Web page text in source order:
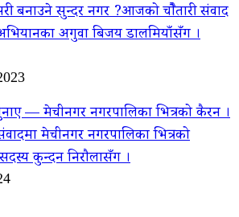
बनाउने सुन्दर नगर ?आजको चौैतारी संवाद
अगुवा बिजय डालमियाँसँग ।
— मेचीनगर नगरपालिका भित्रको कैरन ।
मेचीनगर नगरपालिका भित्रको
कुन्दन निरौलासँग ।